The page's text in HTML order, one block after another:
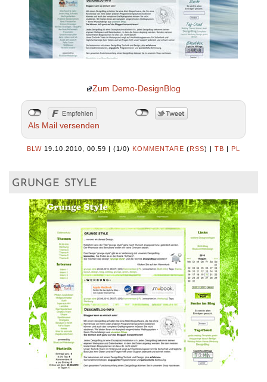
Zum Demo-DesignBlog
Als Mail versenden
BLW 19.10.2010, 00.59 | (1/0) KOMMENTARE (RSS) | TB | PL
grunge style